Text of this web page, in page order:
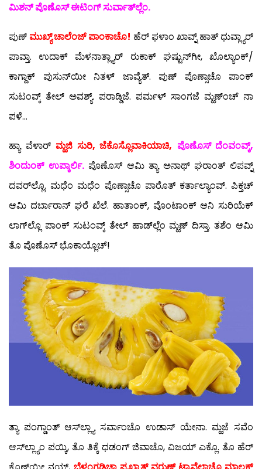
ಮಿಶನ್ ಪೊಣೊಸ್ ಈಟಿಂಗ್ ಸುರ್ವಾತ್‍ಲ್ಲೆಂ.
ಪುಣ್ ಮುಖ್ಯ್ ಚಾಲೆಂಜ್ ಪಾಂಕಾಚೊ! ಹೆರ್ ಫಳಾಂ ಖಾವ್ನ್ ಹಾತ್ ಧುವ್ಲ್ಯಾರ್
ಪಾವ್ತಾ. ಉದಾಕ್ ಮೆಳನಾತ್ಲ್ಯಾರ್ ರುಕಾಕ್ ಘಷ್ಟುನ್‍ಗೀ, ಖೊಲ್ಯಾಂಕ್/
ಕಾಗ್ದಾಕ್ ಪುಸುನ್‍ಯೀ ನಿತಳ್ ಜಾವ್ಯೆತ್. ಪುಣ್ ಪೊಣ್ಸಾಚೊ ಪಾಂಕ್
ಸುಟಂವ್ಕ್ ತೇಲ್ ಅವಶ್ಯ್. ಪರಾಡ್ಡಿಜೆ. ಪರ್ಮಳ್ ಸಾಂಗಜೆ ಮ್ಹಣ್‍ಂಚ್ ನಾ
ಪಳೆ…
ಹ್ಯಾ ವೆಳಾರ್ ಮ್ಹಜಿ ಸುರಿ, ಜೆಕೊಸ್ಲೊವಾಕಿಯಾಚಿ, ಪೊಣೊಸ್ ದೆಂವಂವ್ಕ್,
ಶಿಂದುಂಕ್ ಉಪ್ಕಾರ್ಲಿ.ಪೊಣೊಸ್ ಆಮಿ ತ್ಯಾ ಅನಾಥ್ ಘರಾಂತ್ ಲಿಪವ್ನ್
ದವರ್‌ಲ್ಲೊ. ಮಧೆಂ ಮಧೆಂ ಪೊಣ್ಸಾಚೊ ಪಾರೊತ್ ಕರ್ತಾಲ್ಯಾಂವ್. ಪಿಕ್ತಚ್
ಆಮಿ ದರ್ಬಾರಾನ್ ಘರೆ ಖೆಲೆ. ಹಾತಾಂಕ್, ವೊಂಟಾಂಕ್ ಆನಿ ಸುರಿಯೆಕ್
ಲಾಗ್‍ಲ್ಲೊ ಪಾಂಕ್ ಸುಟಂವ್ಕ್ ತೇಲ್ ಹಾಡ್‍ಲ್ಲೆಂ ಮ್ಹಣ್ ದಿಸ್ತಾ. ತಶೆಂ ಆಮಿ
ತೊ ಪೊಣೊಸ್ ಭೊಕಾಯ್ಲೊಚ್!
ತ್ಯಾ ಪಂಗ್ಡಾಂತ್ ಆಸ್‍ಲ್ಲ್ಯಾ ಸರ್ವಾಂಚೊ ಉಡಾಸ್ ಯೇನಾ. ಮ್ಹಜೆ ಸವೆಂ
ಆಸ್‍ಲ್ಲ್ಯಾಂ ಪಯ್ಕಿ, ತೊ ತಿಕ್ಕೆ ಧಡಂಗ್ ಜಿವಾಚೊ, ವಿಜಯ್ ಎಕ್ಲೊ. ತೊ ಹೆರ್